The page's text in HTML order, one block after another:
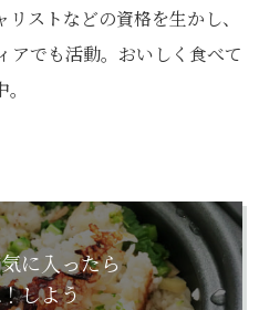
ストなどの資格を生かし、
アでも活動。おいしく食べて
に入ったら
しよう